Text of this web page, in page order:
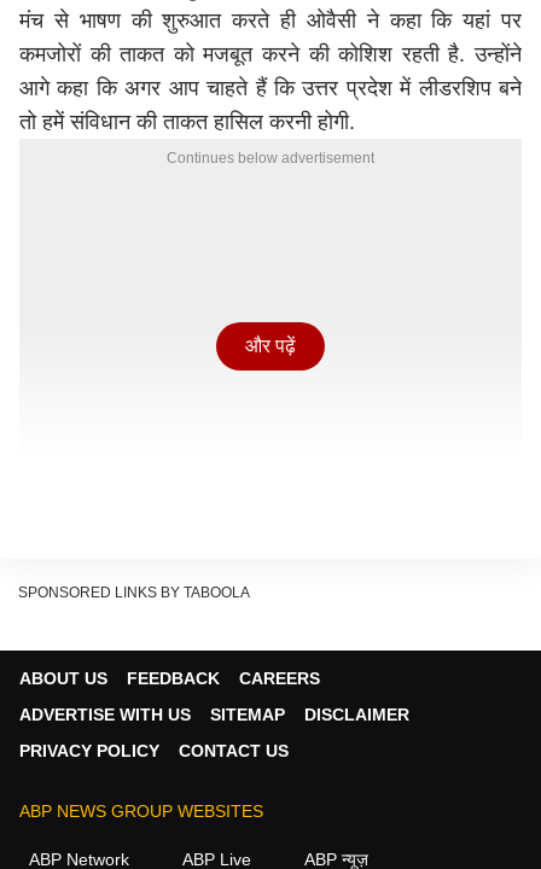
मंच से भाषण की शुरुआत करते ही ओवैसी ने कहा कि यहां पर
कमजोरों की ताकत को मजबूत करने की कोशिश रहती है. उन्होंने
आगे कहा कि अगर आप चाहते हैं कि उत्तर प्रदेश में लीडरशिप बने
तो हमें संविधान की ताकत हासिल करनी होगी.
Continues below advertisement
को मजबूत करने के लिए कीजिए. उन्होंने आगे कहा कि मेरी कोशिश
और पढ़ें
SPONSORED LINKS BY TABOOLA
ABOUT US FEEDBACK
CAREERS
ADVERTISE WITH US
SITEMAP
DISCLAIMER
PRIVACY POLICY
CONTACT US
ABP NEWS GROUP WEBSITES
ABP Network ABP Live ABP न्यूज़